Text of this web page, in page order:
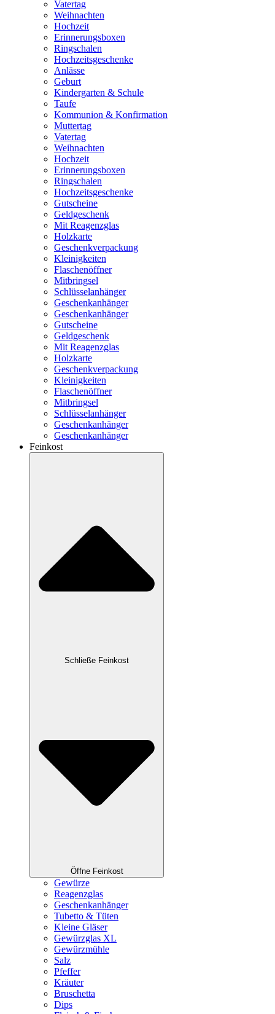
Vatertag
Weihnachten
Hochzeit
Erinnerungsboxen
Ringschalen
Hochzeitsgeschenke
Anlässe
Geburt
Kindergarten & Schule
Taufe
Kommunion & Konfirmation
Muttertag
Vatertag
Weihnachten
Hochzeit
Erinnerungsboxen
Ringschalen
Hochzeitsgeschenke
Gutscheine
Geldgeschenk
Mit Reagenzglas
Holzkarte
Geschenkverpackung
Kleinigkeiten
Flaschenöffner
Mitbringsel
Schlüsselanhänger
Geschenkanhänger
Geschenkanhänger
Gutscheine
Geldgeschenk
Mit Reagenzglas
Holzkarte
Geschenkverpackung
Kleinigkeiten
Flaschenöffner
Mitbringsel
Schlüsselanhänger
Geschenkanhänger
Geschenkanhänger
Feinkost
Schließe Feinkost
Öffne Feinkost
Gewürze
Reagenzglas
Geschenkanhänger
Tubetto & Tüten
Kleine Gläser
Gewürzglas XL
Gewürzmühle
Salz
Pfeffer
Kräuter
Bruschetta
Dips